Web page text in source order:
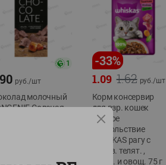
1
руб./шт
молочный
Соленая
85г
-33%
1.62
1.09 руб./шт
Корм консервир
для взр. кошек
Особое
удовольствие
WHISKAS рагу с
добав. телят. ,
ягнен. и овощ. 75 г